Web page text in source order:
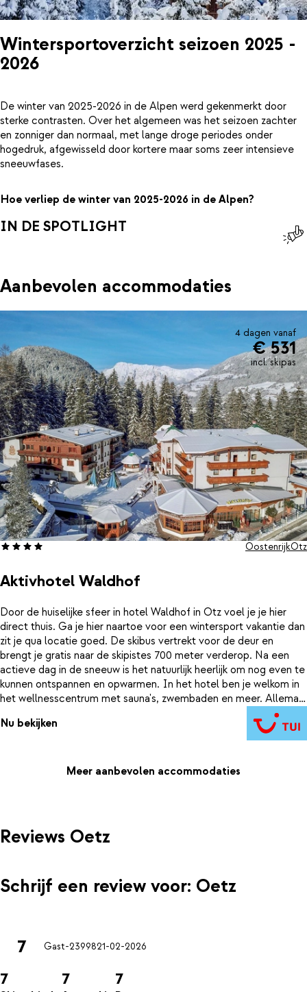
Wintersportoverzicht seizoen 2025 -
2026
De winter van 2025-2026 in de Alpen werd gekenmerkt door
sterke contrasten. Over het algemeen was het seizoen zachter
en zonniger dan normaal, met lange droge periodes onder
hogedruk, afgewisseld door kortere maar soms zeer intensieve
sneeuwfases.
Hoe verliep de winter van 2025-2026 in de Alpen?
IN DE SPOTLIGHT
Aanbevolen accommodaties
4 dagen vanaf
€ 531
incl. skipas
Aktivhotel Waldhof
OostenrijkÖtz
Door de huiselijke sfeer in hotel Waldhof in Ötz voel je je hier
direct thuis. Ga je hier naartoe voor een wintersport vakantie dan
zit je qua locatie goed. De skibus vertrekt voor de deur en
brengt je gratis naar de skipistes 700 meter verderop. Na een
actieve dag in de sneeuw is het natuurlijk heerlijk om nog even te
kunnen ontspannen en opwarmen. In het hotel ben je welkom in
het wellnesscentrum met sauna's, zwembaden en meer. Allemaal
gratis te gebruiken voor jou als hotelgast. Dé perfecte manier
om je dag af te sluiten en jezelf weer op te laden voor de
Nu bekijken
Meer aanbevolen accommodaties
Reviews Oetz
Schrijf een review voor: Oetz
7 Gast-2399821-02-2026
7 7 7